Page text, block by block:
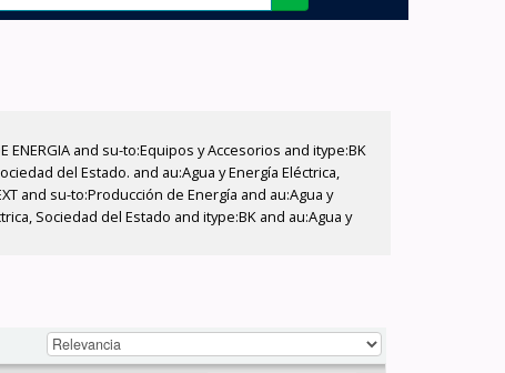
and su-to:Equipos y Accesorios and itype:BK
del Estado. and au:Agua y Energía Eléctrica,
and su-to:Producción de Energía and au:Agua y
Sociedad del Estado and itype:BK and au:Agua y